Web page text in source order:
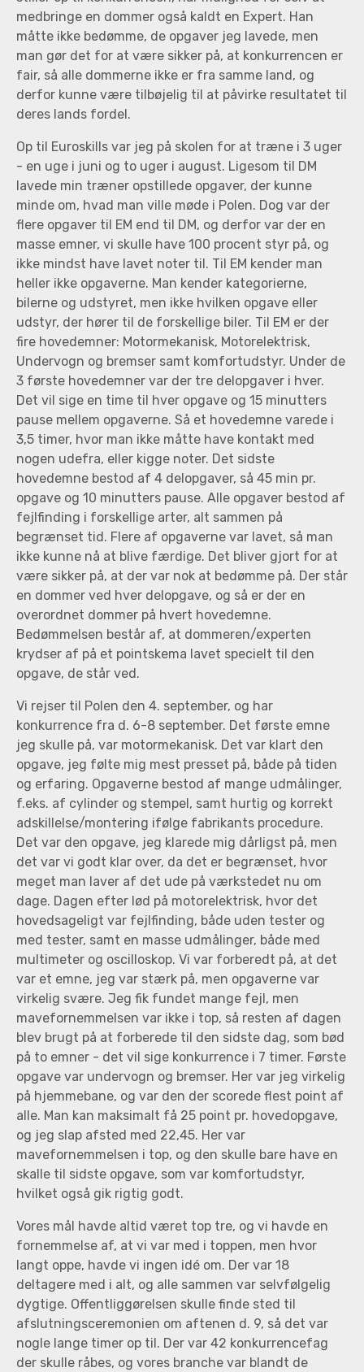
medbringe en dommer også kaldt en Expert. Han
måtte ikke bedømme, de opgaver jeg lavede, men
man gør det for at være sikker på, at konkurrencen er
fair, så alle dommerne ikke er fra samme land, og
derfor kunne være tilbøjelig til at påvirke resultatet til
deres lands fordel.
Op til Euroskills var jeg på skolen for at træne i 3 uger
- en uge i juni og to uger i august. Ligesom til DM
lavede min træner opstillede opgaver, der kunne
minde om, hvad man ville møde i Polen. Dog var der
flere opgaver til EM end til DM, og derfor var der en
masse emner, vi skulle have 100 procent styr på, og
ikke mindst have lavet noter til. Til EM kender man
heller ikke opgaverne. Man kender kategorierne,
bilerne og udstyret, men ikke hvilken opgave eller
udstyr, der hører til de forskellige biler. Til EM er der
fire hovedemner: Motormekanisk, Motorelektrisk,
Undervogn og bremser samt komfortudstyr. Under de
3 første hovedemner var der tre delopgaver i hver.
Det vil sige en time til hver opgave og 15 minutters
pause mellem opgaverne. Så et hovedemne varede i
3,5 timer, hvor man ikke måtte have kontakt med
nogen udefra, eller kigge noter. Det sidste
hovedemne bestod af 4 delopgaver, så 45 min pr.
opgave og 10 minutters pause. Alle opgaver bestod af
fejlfinding i forskellige arter, alt sammen på
begrænset tid. Flere af opgaverne var lavet, så man
ikke kunne nå at blive færdige. Det bliver gjort for at
være sikker på, at der var nok at bedømme på. Der står
en dommer ved hver delopgave, og så er der en
overordnet dommer på hvert hovedemne.
Bedømmelsen består af, at dommeren/experten
krydser af på et pointskema lavet specielt til den
opgave, de står ved.
Vi rejser til Polen den 4. september, og har
konkurrence fra d. 6-8 september. Det første emne
jeg skulle på, var motormekanisk. Det var klart den
opgave, jeg følte mig mest presset på, både på tiden
og erfaring. Opgaverne bestod af mange udmålinger,
f.eks. af cylinder og stempel, samt hurtig og korrekt
adskillelse/montering ifølge fabrikants procedure.
Det var den opgave, jeg klarede mig dårligst på, men
det var vi godt klar over, da det er begrænset, hvor
meget man laver af det ude på værkstedet nu om
dage. Dagen efter lød på motorelektrisk, hvor det
hovedsageligt var fejlfinding, både uden tester og
med tester, samt en masse udmålinger, både med
multimeter og oscilloskop. Vi var forberedt på, at det
var et emne, jeg var stærk på, men opgaverne var
virkelig svære. Jeg fik fundet mange fejl, men
mavefornemmelsen var ikke i top, så resten af dagen
blev brugt på at forberede til den sidste dag, som bød
på to emner - det vil sige konkurrence i 7 timer. Første
opgave var undervogn og bremser. Her var jeg virkelig
på hjemmebane, og var den der scorede flest point af
alle. Man kan maksimalt få 25 point pr. hovedopgave,
og jeg slap afsted med 22,45. Her var
mavefornemmelsen i top, og den skulle bare have en
skalle til sidste opgave, som var komfortudstyr,
hvilket også gik rigtig godt.
Vores mål havde altid været top tre, og vi havde en
fornemmelse af, at vi var med i toppen, men hvor
langt oppe, havde vi ingen idé om. Der var 18
deltagere med i alt, og alle sammen var selvfølgelig
dygtige. Offentliggørelsen skulle finde sted til
afslutningsceremonien om aftenen d. 9, så det var
nogle lange timer op til. Der var 42 konkurrencefag
der skulle råbes, og vores branche var blandt de